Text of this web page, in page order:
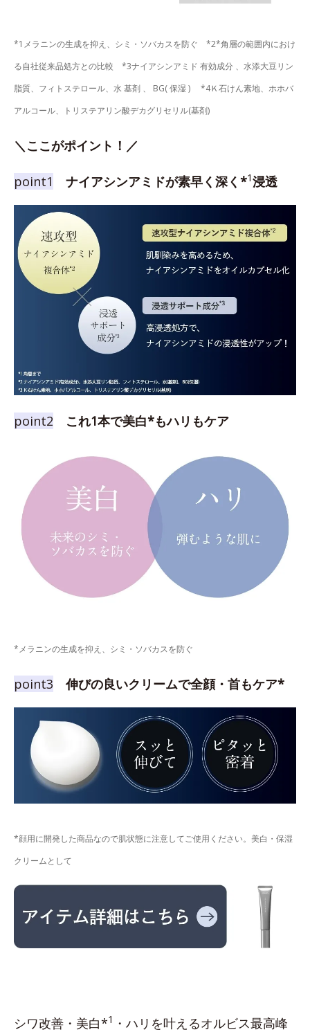
*1メラニンの生成を抑え、シミ・ソバカスを防ぐ *2*角層の範囲内におけ
る自社従来品処方との比較 *3ナイアシンアミド 有効成分 、水添大豆リン
脂質、フィトステロール、水 基剤 、 BG( 保湿 ) *4Ｋ石けん素地、ホホバ
アルコール、トリステアリン酸デカグリセリル(基剤)
＼ここがポイント！／
point1 ナイアシンアミドが素早く深く*1浸透
point2 これ1本で美白*もハリもケア
*メラニンの生成を抑え、シミ・ソバカスを防ぐ
point3 伸びの良いクリームで全顔・首もケア*
*顔用に開発した商品なので肌状態に注意してご使用ください。美白・保湿
クリームとして
シワ改善・美白*1 ・ハリを叶えるオルビス最高峰